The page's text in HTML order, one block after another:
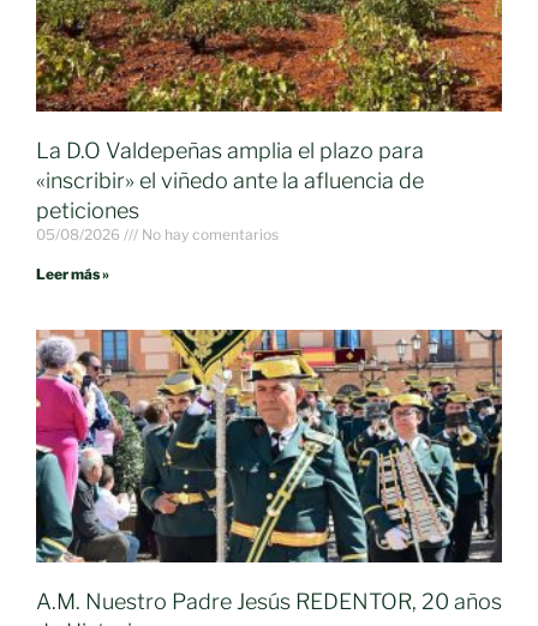
La D.O Valdepeñas amplia el plazo para
«inscribir» el viñedo ante la afluencia de
peticiones
05/08/2026 No hay comentarios
Leer más »
A.M. Nuestro Padre Jesús REDENTOR, 20 años